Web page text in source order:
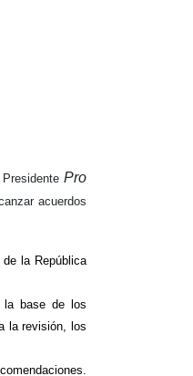
Pro
acuerdos
de la República
la base de los
la revisión, los